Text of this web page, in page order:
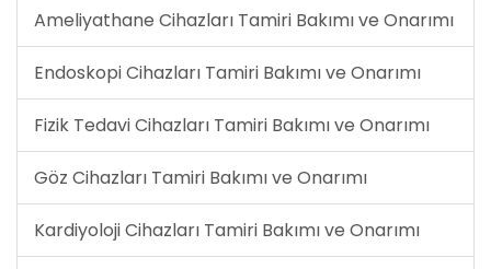
Ameliyathane Cihazları Tamiri Bakımı ve Onarımı
Endoskopi Cihazları Tamiri Bakımı ve Onarımı
Fizik Tedavi Cihazları Tamiri Bakımı ve Onarımı
Göz Cihazları Tamiri Bakımı ve Onarımı
Kardiyoloji Cihazları Tamiri Bakımı ve Onarımı